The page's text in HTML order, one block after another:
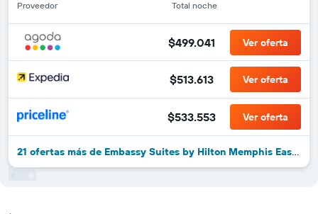
Proveedor Total noche
$499.041 Ver oferta
$513.613 Ver oferta
$533.553 Ver oferta
21 ofertas más de Embassy Suites by Hilton Memphis East Germantown area